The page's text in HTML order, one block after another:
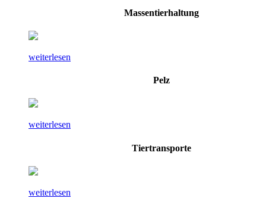
Massentierhaltung
weiterlesen
Pelz
weiterlesen
Tiertransporte
weiterlesen